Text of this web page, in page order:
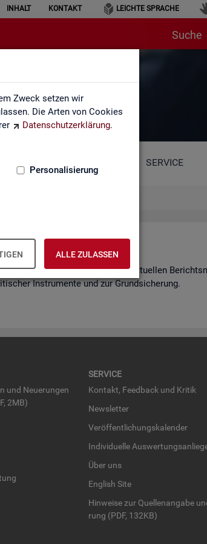
Zweck setzen wir
Die Arten von Cookies
Datenschutzerklärung.
Personalisierung
ALLE ZULASSEN
INHALT KONTAKT LEICHTE SPRACHE
Suche
SERVICE
Er in­for­miert für den ak­tu­el­len
In­stru­men­te und zur Grund­si­che­rung.
und Neue­run­gen
2MB)
SER­VICE
Kon­takt, Feed­back und Kri­tik
News­let­ter
Ver­öf­fent­li­chungs­ka­len­der
In­di­vi­du­el­le
Über uns
English Site
Hin­wei­se zur Quel­len­an­ga­be
rung (PDF, 132KB)